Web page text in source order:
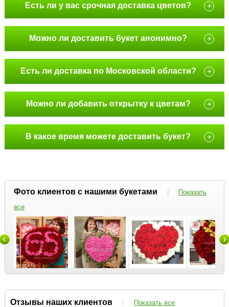
Есть ли у вас срочная доставка цветов? +
Можно ли доставить букет анонимно? +
Есть ли доставка по Московской области? +
Можно ли добавить открытку к цветам? +
В какое время можете доставить букет? +
Фото клиентов с нашими букетами |
Показать
все
Отзывы наших клиентов | Показать все